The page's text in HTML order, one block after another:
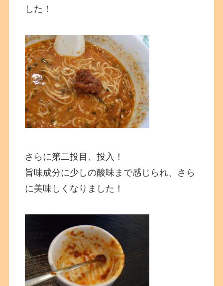
した！
さらに第二投目、投入！
旨味成分に少しの酸味まで感じられ、さら
に美味しくなりました！